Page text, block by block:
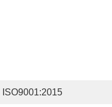
ISO9001:2015